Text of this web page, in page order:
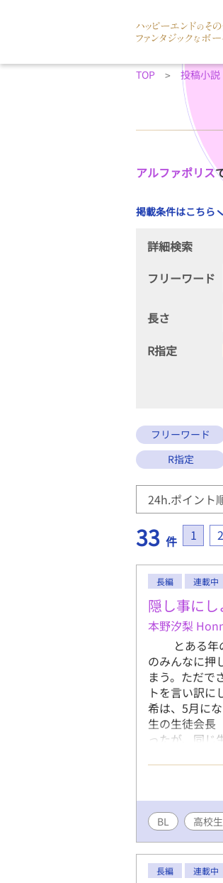
TOP 投稿小説
アルファポリス
掲載条件はこちら
詳細検索
フリーワード
長さ
R指定
フリーワード
R指定
33 件 1 2
長編 連載中
隠し事にし
本野汐梨
とある年の
のみんなに押
まう。ただで
トを言い訳
希は、5月に
生の生徒会
ったが、同じ
有希は、急
準備で話すき
に、2人は
きます。 分
いを書きまし
血、グロ注意
希死念慮主人
BL 高校
長編 連載中